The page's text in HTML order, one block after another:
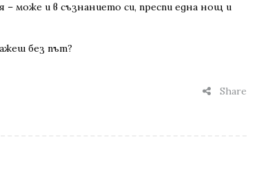
– може и в съзнанието си, преспи една нощ и
без път?
Share